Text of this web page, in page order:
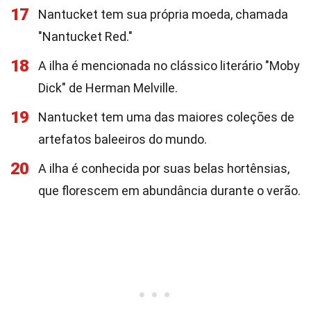
17
Nantucket tem sua própria moeda, chamada
"Nantucket Red."
18
A ilha é mencionada no clássico literário "Moby
Dick" de Herman Melville.
19
Nantucket tem uma das maiores coleções de
artefatos baleeiros do mundo.
20
A ilha é conhecida por suas belas hortênsias,
que florescem em abundância durante o verão.